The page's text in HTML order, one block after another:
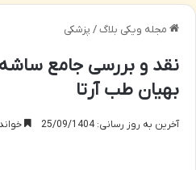
مجله ویکی بلاگ/ پزشکی
نقد و بررسی جامع ساشه
بهیان طب آرتا
آخرین به روز رسانی: 25/09/1404 خواندن